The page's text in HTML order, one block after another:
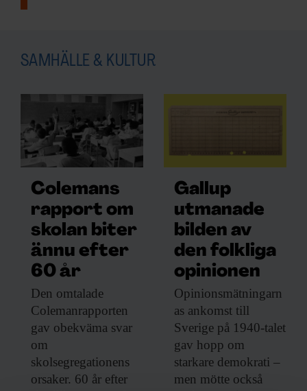
SAMHÄLLE & KULTUR
Colemans
rapport om
skolan biter
ännu efter
60 år
Den omtalade
Colemanrapporten
gav obekväma svar
om
skolsegregationens
orsaker. 60 år efter
Gallup
utmanade
bilden av
den folkliga
opinionen
Opinionsmätningarn
as ankomst till
Sverige på 1940-talet
gav hopp om
starkare demokrati –
men mötte också